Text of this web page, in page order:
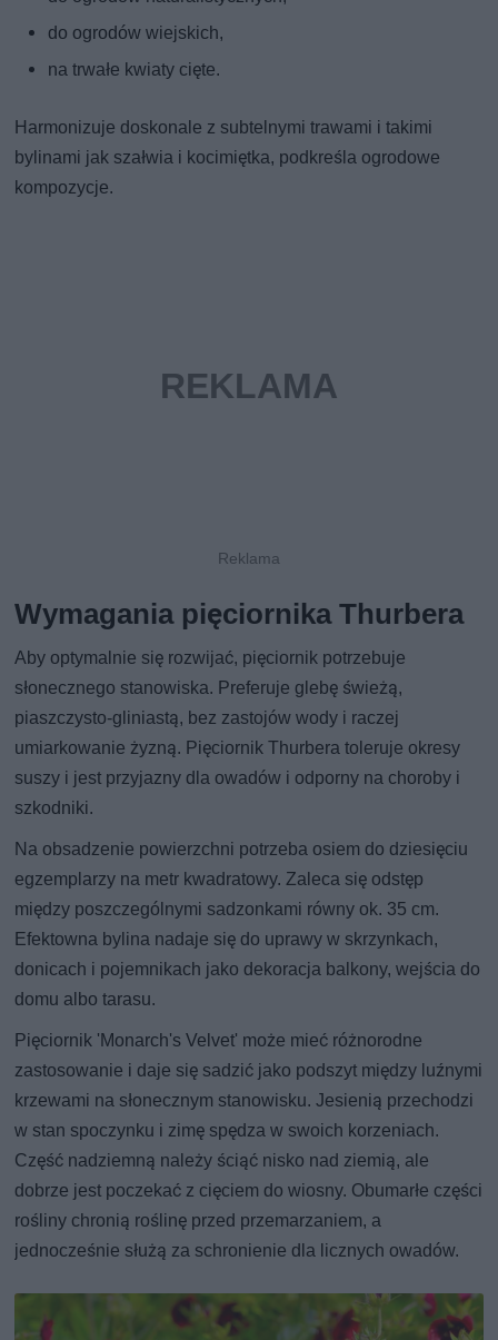
do ogrodów wiejskich,
na trwałe kwiaty cięte.
Harmonizuje doskonale z subtelnymi trawami i takimi
bylinami jak szałwia i kocimiętka, podkreśla ogrodowe
kompozycje.
Wymagania pięciornika Thurbera
Aby optymalnie się rozwijać, pięciornik potrzebuje
słonecznego stanowiska. Preferuje glebę świeżą,
piaszczysto-gliniastą, bez zastojów wody i raczej
umiarkowanie żyzną. Pięciornik Thurbera toleruje okresy
suszy i jest przyjazny dla owadów i odporny na choroby i
szkodniki.
Na obsadzenie powierzchni potrzeba osiem do dziesięciu
egzemplarzy na metr kwadratowy. Zaleca się odstęp
między poszczególnymi sadzonkami równy ok. 35 cm.
Efektowna bylina nadaje się do uprawy w skrzynkach,
donicach i pojemnikach jako dekoracja balkony, wejścia do
domu albo tarasu.
Pięciornik 'Monarch's Velvet' może mieć różnorodne
zastosowanie i daje się sadzić jako podszyt między luźnymi
krzewami na słonecznym stanowisku. Jesienią przechodzi
w stan spoczynku i zimę spędza w swoich korzeniach.
Część nadziemną należy ściąć nisko nad ziemią, ale
dobrze jest poczekać z cięciem do wiosny. Obumarłe części
rośliny chronią roślinę przed przemarzaniem, a
jednocześnie służą za schronienie dla licznych owadów.